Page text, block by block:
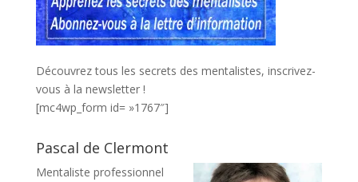
Découvrez tous les secrets des mentalistes, inscrivez-
vous à la newsletter !
[mc4wp_form id= »1767″]
Pascal de Clermont
Mentaliste professionnel